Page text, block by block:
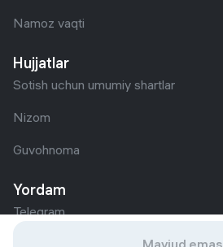
Mavjud emas
Namoz vaqti
Hujjatlar
Sotish uchun umumiy shartlar
Nizom
Guvohnoma
Yordam
Telegram